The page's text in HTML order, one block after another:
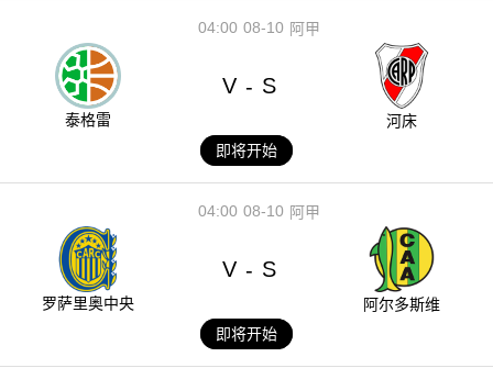
08-10
04:00 阿甲
泰格雷
V - S
河床
即将开始
08-10
04:00 阿甲
罗萨里奥中央
V - S
阿尔多斯维
即将开始